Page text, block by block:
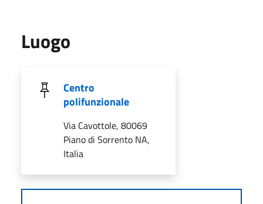
Luogo
Centro
polifunzionale
Via Cavottole, 80069
Piano di Sorrento NA,
Italia